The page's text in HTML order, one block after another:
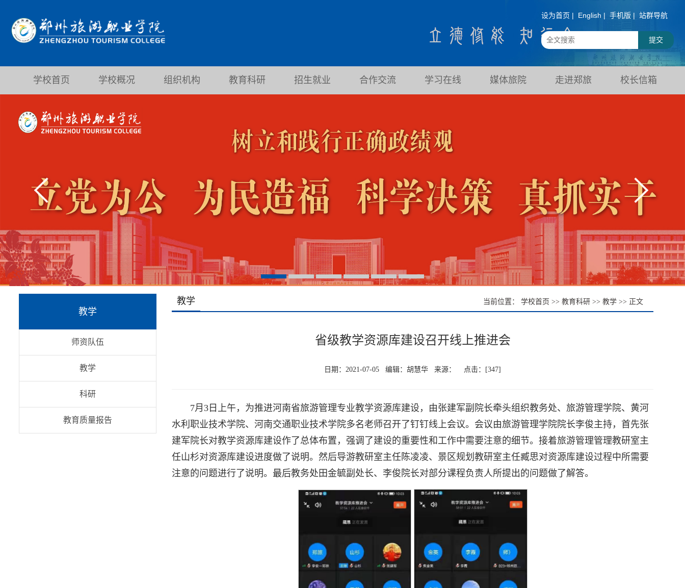
设为首页 | English | 手机版 | 站群导航
学校首页 学校概况 组织机构 教育科研 招生就业 合作交流 学习在线 媒体旅院 走进郑旅 校长信箱
教学
师资队伍
教学
科研
教育质量报告
教学 当前位置： 学校首页 >> 教育科研 >> 教学 >> 正文
省级教学资源库建设召开线上推进会
日期：2021-07-05 编辑：胡慧华 来源： 点击：[347]
7月3日上午，为推进河南省旅游管理专业教学资源库建设，由张建军副院长牵头组织教务处、旅游管理学院、黄河
水利职业技术学院、河南交通职业技术学院多名老师召开了钉钉线上会议。会议由旅游管理学院院长李俊主持，首先张
建军院长对教学资源库建设作了总体布置，强调了建设的重要性和工作中需要注意的细节。接着旅游管理管理教研室主
任山杉对资源库建设进度做了说明。然后导游教研室主任陈凌凌、景区规划教研室主任臧思对资源库建设过程中所需要
注意的问题进行了说明。最后教务处田金毓副处长、李俊院长对部分课程负责人所提出的问题做了解答。